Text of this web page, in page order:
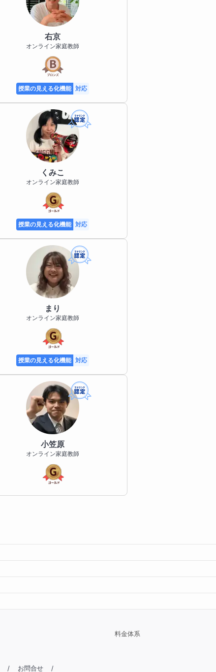
右京
オンライン家庭教師
授業の見える化機能 対応
くみこ
オンライン家庭教師
授業の見える化機能 対応
まり
オンライン家庭教師
授業の見える化機能 対応
小笠原
オンライン家庭教師
料金体系
/ お問合せ /